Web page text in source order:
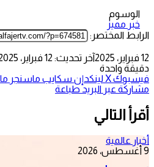
الوسوم
خبر مميز
الرابط المختصر:
12 فبراير، 2025
آخر تحديث: 12 فبراير، 2025
دقيقة واحدة
فيسبوك‫Xلينكدإن سكايب ماسنجر
مشاركة عبر البريد طباعة
أقرأ التالي
أخبار عالمية
9 أغسطس، 2026